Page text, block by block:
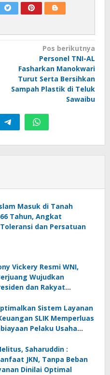
Pos berikutnya
Personel TNI-AL
Fasharkan Manokwari
Turut Serta Bersihkan
Sampah Plastik di Teluk
Sawaibu
Masuk di Tanah
Tahun, Angkat
dan Persatuan
Vickery Resmi WNI,
Wujudkan
dan Rakyat
Sistem Layanan
SLIK Memperluas
Pelaku Usaha
Saharuddin :
JKN, Tanpa Beban
Dinilai Optimal